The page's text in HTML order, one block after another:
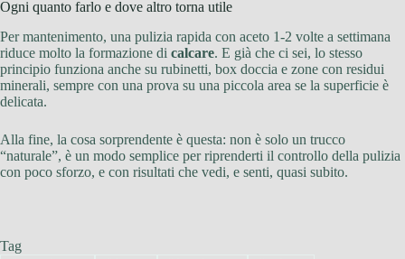
Ogni quanto farlo e dove altro torna utile
Per mantenimento, una pulizia rapida con aceto 1-2 volte a settimana
riduce molto la formazione di calcare. E già che ci sei, lo stesso
principio funziona anche su rubinetti, box doccia e zone con residui
minerali, sempre con una prova su una piccola area se la superficie è
delicata.
Alla fine, la cosa sorprendente è questa: non è solo un trucco
“naturale”, è un modo semplice per riprenderti il controllo della pulizia
con poco sforzo, e con risultati che vedi, e senti, quasi subito.
Tag